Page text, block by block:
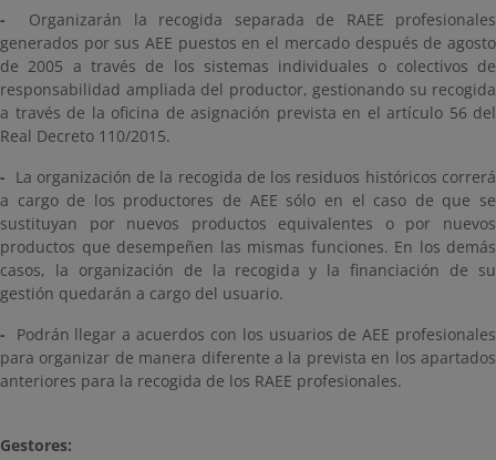
- Organizarán la recogida separada de RAEE profesionales
generados por sus AEE puestos en el mercado después de agosto
de 2005 a través de los sistemas individuales o colectivos de
responsabilidad ampliada del productor, gestionando su recogida
a través de la oficina de asignación prevista en el artículo 56 del
Real Decreto 110/2015.
- La organización de la recogida de los residuos históricos correrá
a cargo de los productores de AEE sólo en el caso de que se
sustituyan por nuevos productos equivalentes o por nuevos
productos que desempeñen las mismas funciones. En los demás
casos, la organización de la recogida y la financiación de su
gestión quedarán a cargo del usuario.
- Podrán llegar a acuerdos con los usuarios de AEE profesionales
para organizar de manera diferente a la prevista en los apartados
anteriores para la recogida de los RAEE profesionales.
Gestores: